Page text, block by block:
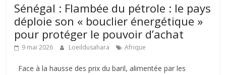
Sénégal : Flambée du pétrole : le pays
déploie son « bouclier énergétique »
pour protéger le pouvoir d’achat
9 mai 2026 Loeildusahara Afrique
Face à la hausse des prix du baril, alimentée par les